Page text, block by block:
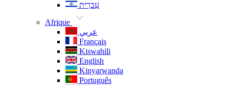
עִברִית
Afrique
عربي
Français
Kiswahili
English
Kinyarwanda
Português